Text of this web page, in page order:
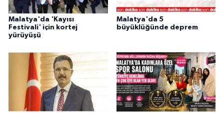
Malatya'da 'Kayısı
Festivali' için kortej
yürüyüşü
Malatya'da 5
büyüklüğünde deprem